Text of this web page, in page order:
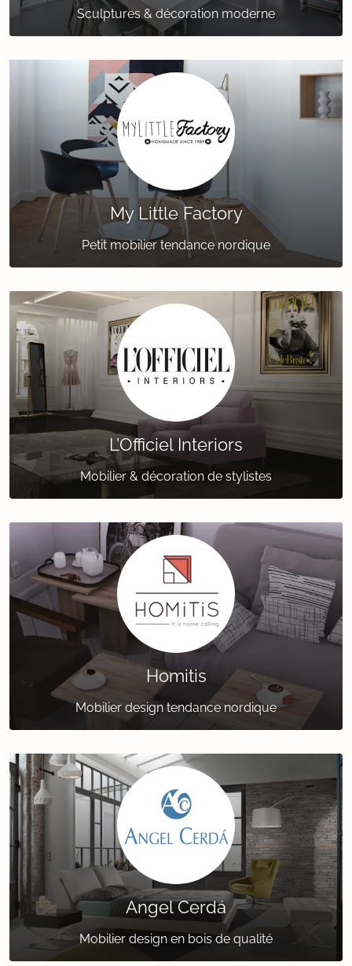
Sculptures & décoration moderne
My Little Factory
Petit mobilier tendance nordique
L’Officiel Interiors
Mobilier & décoration de stylistes
Homitis
Mobilier design tendance nordique
Angel Cerdá
Mobilier design en bois de qualité